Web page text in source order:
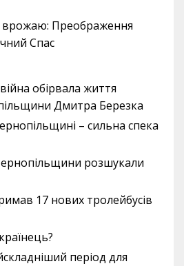
врожаю: Преображення
Спас
обірвала життя
Дмитра Березка
– сильна спека
розшукали
17 нових тролейбусів
період для